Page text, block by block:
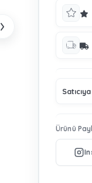
›
Ürünü